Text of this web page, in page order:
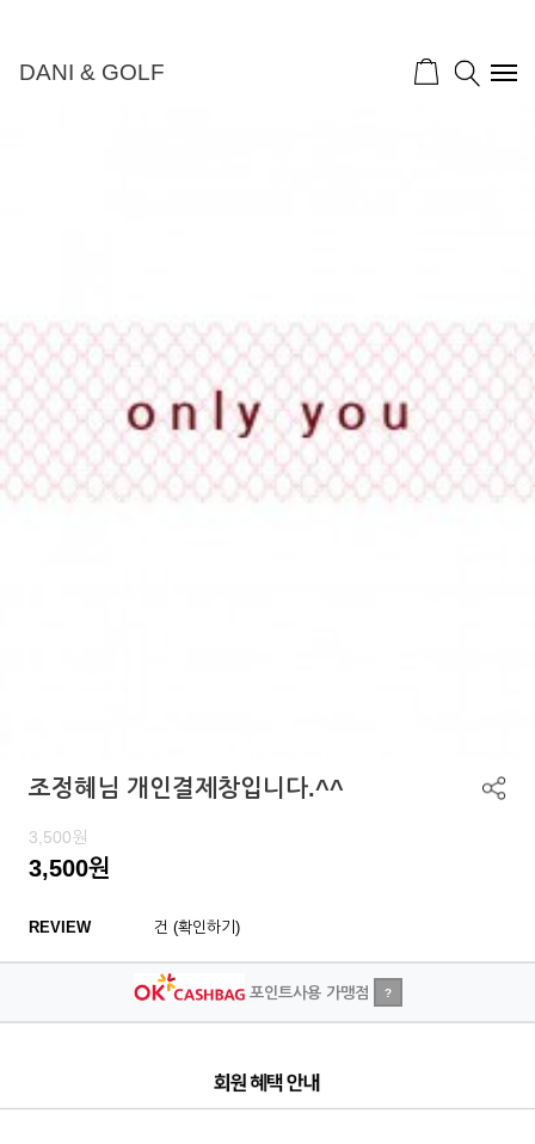
DANI & GOLF
조정혜님 개인결제창입니다.^^
3,500원
3,500원
REVIEW 건 (확인하기)
포인트사용 가맹점 ?